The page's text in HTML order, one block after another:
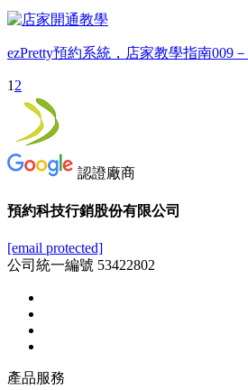
ezPretty預約系統，店家教學指南009
1 2
認證廠商
預約科技行銷股份有限公司
[email protected]
公司統一編號 53422802
產品服務